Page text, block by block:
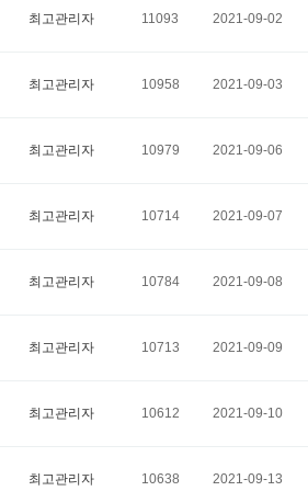
최고관리자 11093 2021-09-02
최고관리자 10958 2021-09-03
최고관리자 10979 2021-09-06
최고관리자 10714 2021-09-07
최고관리자 10784 2021-09-08
최고관리자 10713 2021-09-09
최고관리자 10612 2021-09-10
최고관리자 10638 2021-09-13